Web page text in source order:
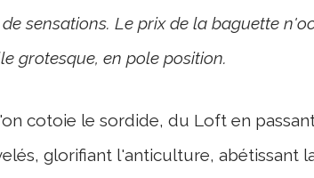
sensations. Le prix de la baguette
grotesque, en pole position.
cotoie le sordide, du Loft en
glorifiant l'anticulture, abétissant